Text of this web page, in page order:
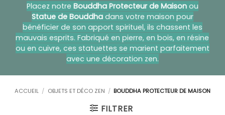
Placez notre Bouddha Protecteur de Maison ou
Statue de Bouddha dans votre maison pour
bénéficier de son apport spirituel, ils chassent les
mauvais esprits. Fabriqué en pierre, en bois, en résine
ou en cuivre, ces statuettes se marient parfaitement
avec une décoration zen.
ACCUEIL / OBJETS ET DÉCO ZEN / BOUDDHA PROTECTEUR DE MAISON
FILTRER